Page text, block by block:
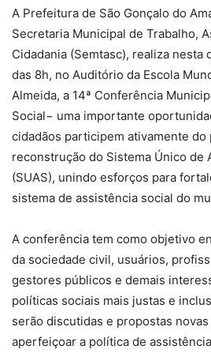
A Prefeitura de São Gonçalo do
Secretaria Municipal de Trabalho,
Cidadania (Semtasc), realiza
das 8h, no Auditório da Escola
Almeida, a 14ª Conferência
Social− uma importante
cidadãos participem ativamente do
reconstrução do Sistema Único de
(SUAS), unindo esforços para
sistema de assistência social do
A conferência tem como objetivo
da sociedade civil, usuários,
gestores públicos e demais
políticas sociais mais justas e
serão discutidas e propostas
aperfeiçoar a política de